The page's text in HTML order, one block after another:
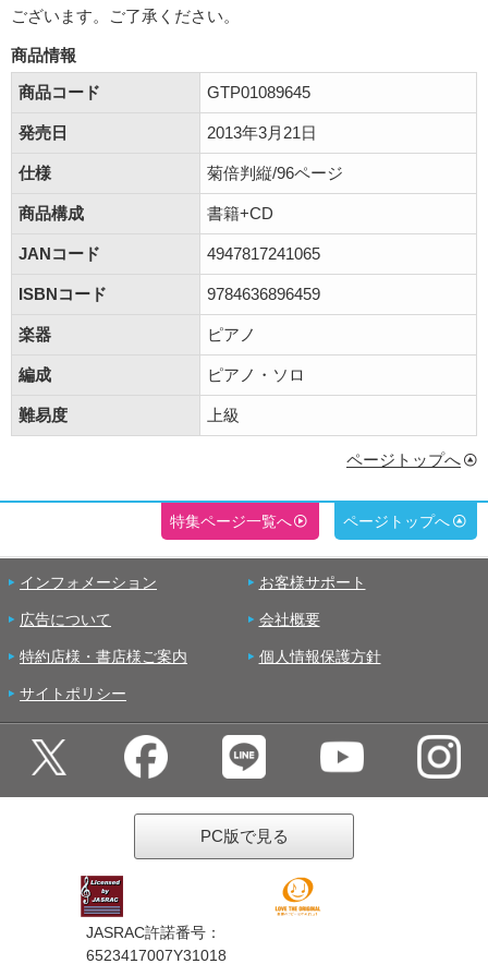
ございます。ご了承ください。
商品情報
商品コード
GTP01089645
発売日 2013年3月21日
仕様 菊倍判縦/96ページ
商品構成 書籍+CD
JANコード 4947817241065
ISBNコード 9784636896459
楽器 ピアノ
編成 ピアノ・ソロ
難易度 上級
ページトップへ
特集ページ一覧へ ページトップへ
インフォメーション お客様サポート
広告について 会社概要
特約店様・書店様ご案内 個人情報保護方針
サイトポリシー
PC版で見る
JASRAC許諾番号：
6523417007Y31018